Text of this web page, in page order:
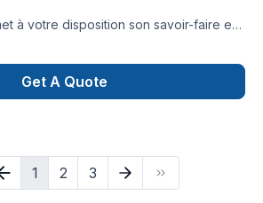
à votre disposition son savoir-faire en
Démolition, Drain français, Excavation,
Fissures, Fondations, Garage, Gouttières,
Irrigation, Isolation, Isolation entre-toît,
pour embellir vos espaces à
du Québec,Chaudière-Appalaches.
transparence, l'écoute et l'efficacité
Get A Quote
1 2 3